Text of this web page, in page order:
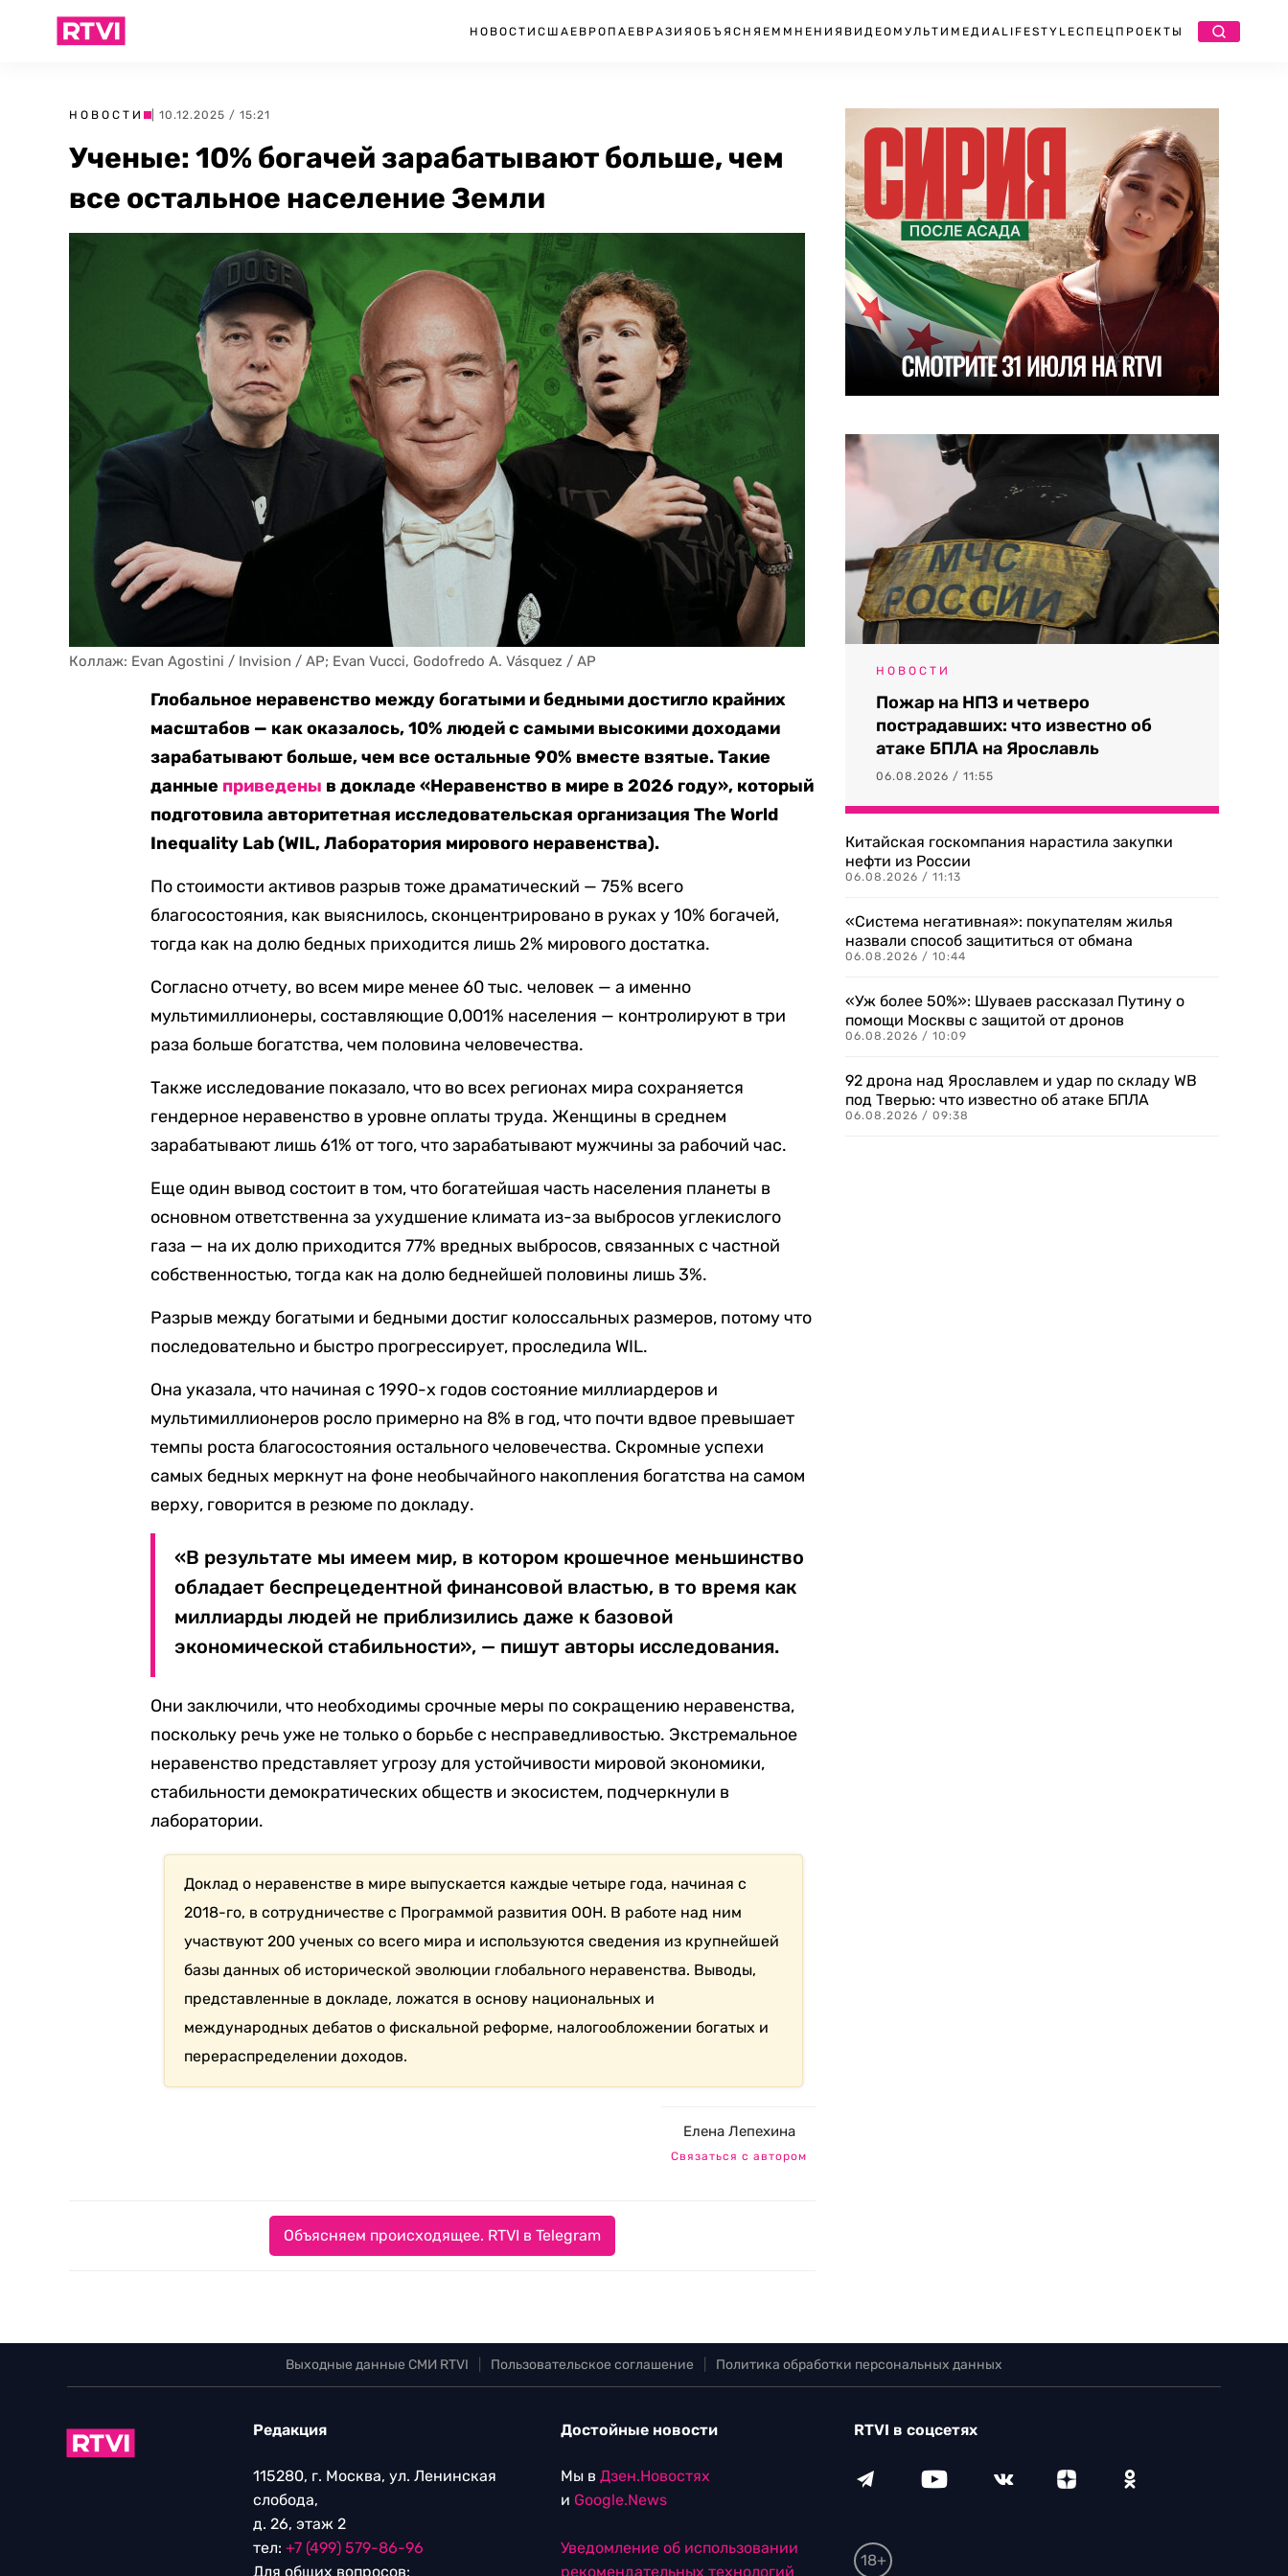
НОВОСТИ США ЕВРОПА ЕВРАЗИЯ ОБЪЯСНЯЕМ МНЕНИЯ ВИДЕО МУЛЬТИМЕДИА LIFESTYLEСПЕЦПРОЕКТЫ
НОВОСТИ | 10.12.2025 / 15:21
Ученые: 10% богачей зарабатывают больше, чем
все остальное население Земли
Коллаж: Evan Agostini / Invision / AP; Evan Vucci, Godofredo A. Vásquez / AP
Глобальное неравенство между богатыми и бедными достигло крайних
масштабов — как оказалось, 10% людей с самыми высокими доходами
зарабатывают больше, чем все остальные 90% вместе взятые. Такие
данные приведены в докладе «Неравенство в мире в 2026 году», который
подготовила авторитетная исследовательская организация The World
Inequality Lab (WIL, Лаборатория мирового неравенства).
По стоимости активов разрыв тоже драматический — 75% всего
благосостояния, как выяснилось, сконцентрировано в руках у 10% богачей,
тогда как на долю бедных приходится лишь 2% мирового достатка.
Согласно отчету, во всем мире менее 60 тыс. человек — а именно
мультимиллионеры, составляющие 0,001% населения — контролируют в три
раза больше богатства, чем половина человечества.
Также исследование показало, что во всех регионах мира сохраняется
гендерное неравенство в уровне оплаты труда. Женщины в среднем
зарабатывают лишь 61% от того, что зарабатывают мужчины за рабочий час.
Еще один вывод состоит в том, что богатейшая часть населения планеты в
основном ответственна за ухудшение климата из-за выбросов углекислого
газа — на их долю приходится 77% вредных выбросов, связанных с частной
собственностью, тогда как на долю беднейшей половины лишь 3%.
Разрыв между богатыми и бедными достиг колоссальных размеров, потому что
последовательно и быстро прогрессирует, проследила WIL.
Она указала, что начиная с 1990-х годов состояние миллиардеров и
мультимиллионеров росло примерно на 8% в год, что почти вдвое превышает
темпы роста благосостояния остального человечества. Скромные успехи
самых бедных меркнут на фоне необычайного накопления богатства на самом
верху, говорится в резюме по докладу.
«В результате мы имеем мир, в котором крошечное меньшинство
обладает беспрецедентной финансовой властью, в то время как
миллиарды людей не приблизились даже к базовой
экономической стабильности», — пишут авторы исследования.
Они заключили, что необходимы срочные меры по сокращению неравенства,
поскольку речь уже не только о борьбе с несправедливостью. Экстремальное
неравенство представляет угрозу для устойчивости мировой экономики,
стабильности демократических обществ и экосистем, подчеркнули в
лаборатории.
Доклад о неравенстве в мире выпускается каждые четыре года, начиная с
2018-го, в сотрудничестве с Программой развития ООН. В работе над ним
участвуют 200 ученых со всего мира и используются сведения из крупнейшей
базы данных об исторической эволюции глобального неравенства. Выводы,
представленные в докладе, ложатся в основу национальных и
международных дебатов о фискальной реформе, налогообложении богатых и
перераспределении доходов.
Елена Лепехина
Связаться с автором
Объясняем происходящее. RTVI в Telegram
НОВОСТИ
Пожар на НПЗ и четверо
пострадавших: что известно об
атаке БПЛА на Ярославль
06.08.2026 / 11:55
Китайская госкомпания нарастила закупки
нефти из России
06.08.2026 / 11:13
«Система негативная»: покупателям жилья
назвали способ защититься от обмана
06.08.2026 / 10:44
«Уж более 50%»: Шуваев рассказал Путину о
помощи Москвы с защитой от дронов
06.08.2026 / 10:09
92 дрона над Ярославлем и удар по складу WB
под Тверью: что известно об атаке БПЛА
06.08.2026 / 09:38
Выходные данные СМИ RTVI Пользовательское соглашение Политика обработки персональных данных
Редакция
115280, г. Москва, ул. Ленинская
слобода,
д. 26, этаж 2
тел: +7 (499) 579-86-96
Для общих вопросов:
Достойные новости
Мы в Дзен.Новостях
и Google.News
Уведомление об использовании
рекомендательных технологий
RTVI в соцсетях
18+